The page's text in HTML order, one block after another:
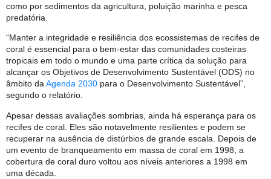
como por sedimentos da agricultura, poluição marinha e pesca
predatória.
“Manter a integridade e resiliência dos ecossistemas de recifes de
coral é essencial para o bem-estar das comunidades costeiras
tropicais em todo o mundo e uma parte crítica da solução para
alcançar os Objetivos de Desenvolvimento Sustentável (ODS) no
âmbito daAgenda 2030 para o Desenvolvimento Sustentável”,
segundo o relatório.
Apesar dessas avaliações sombrias, ainda há esperança para os
recifes de coral. Eles são notavelmente resilientes e podem se
recuperar na ausência de distúrbios de grande escala. Depois de
um evento de branqueamento em massa de coral em 1998, a
cobertura de coral duro voltou aos níveis anteriores a 1998 em
uma década.